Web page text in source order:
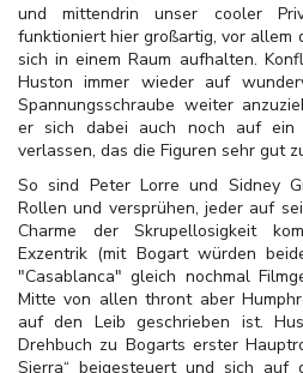
und mittendrin unser cooler
funktioniert hier großartig, vor allem
sich in einem Raum aufhalten.
Huston immer wieder auf
Spannungsschraube weiter
er sich dabei auch noch auf ein
verlassen, das die Figuren sehr gut
So sind Peter Lorre und Sidney
Rollen und versprühen, jeder auf
Charme der Skrupellosigkeit
Exzentrik (mit Bogart würden
"Casablanca" gleich nochmal
Mitte von allen thront aber
auf den Leib geschrieben ist.
Drehbuch zu Bogarts erster
Sierra“ beigesteuert und sich